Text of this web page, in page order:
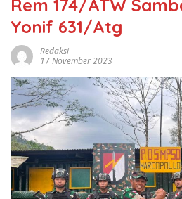
Rem 174/ATW
Yonif 631/Atg
Redaksi
17 November 2023